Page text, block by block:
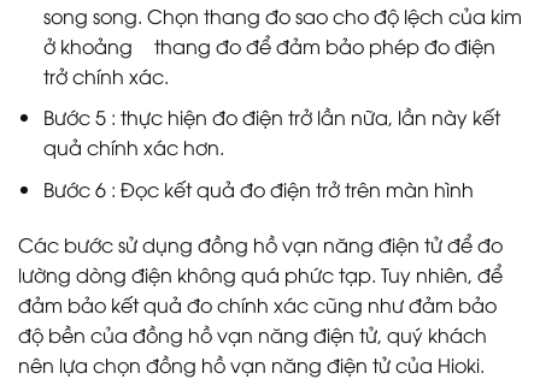
song song. Chọn thang đo sao cho độ lệch của kim
ở khoảng ½ thang đo để đảm bảo phép đo điện
trở chính xác.
Bước 5 : thực hiện đo điện trở lần nữa, lần này kết
quả chính xác hơn.
Bước 6 : Đọc kết quả đo điện trở trên màn hình
Các bước sử dụng đồng hồ vạn năng điện tử để đo
lường dòng điện không quá phức tạp. Tuy nhiên, để
đảm bảo kết quả đo chính xác cũng như đảm bảo
độ bền của đồng hồ vạn năng điện tử, quý khách
nên lựa chọn đồng hồ vạn năng điện tử của Hioki.